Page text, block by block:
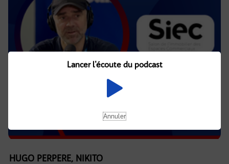
HUGO PERPERE, NIKITO
Lancer l'écoute du podcast
Annuler